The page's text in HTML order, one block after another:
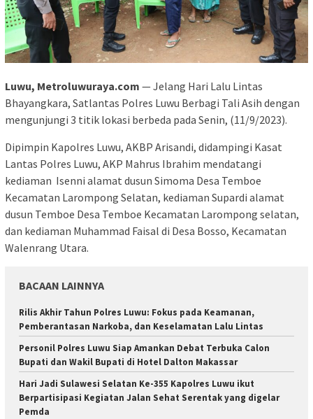
Luwu, Metroluwuraya.com — Jelang Hari Lalu Lintas
Bhayangkara, Satlantas Polres Luwu Berbagi Tali Asih dengan
mengunjungi 3 titik lokasi berbeda pada Senin, (11/9/2023).
Dipimpin Kapolres Luwu, AKBP Arisandi, didampingi Kasat
Lantas Polres Luwu, AKP Mahrus Ibrahim mendatangi
kediaman Isenni alamat dusun Simoma Desa Temboe
Kecamatan Larompong Selatan, kediaman Supardi alamat
dusun Temboe Desa Temboe Kecamatan Larompong selatan,
dan kediaman Muhammad Faisal di Desa Bosso, Kecamatan
Walenrang Utara.
BACAAN LAINNYA
Rilis Akhir Tahun Polres Luwu: Fokus pada Keamanan,
Pemberantasan Narkoba, dan Keselamatan Lalu Lintas
Personil Polres Luwu Siap Amankan Debat Terbuka Calon
Bupati dan Wakil Bupati di Hotel Dalton Makassar
Hari Jadi Sulawesi Selatan Ke-355 Kapolres Luwu ikut
Berpartisipasi Kegiatan Jalan Sehat Serentak yang digelar
Pemda